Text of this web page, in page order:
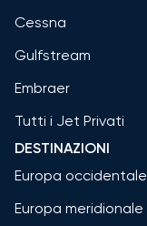
Cessna
Gulfstream
Embraer
Tutti i Jet Privati
DESTINAZIONI
Europa occidentale
Europa meridionale